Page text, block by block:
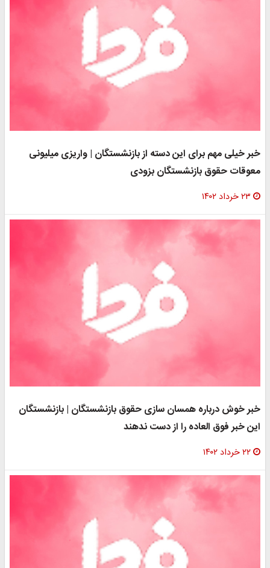
خبر خیلی مهم برای این دسته از بازنشستگان | واریزی میلیونی
معوقات حقوق بازنشستگان بزودی
۲۳ خرداد ۱۴۰۲
خبر خوش درباره همسان سازی حقوق بازنشستگان | بازنشستگان
این خبر فوق العاده را از دست ندهند
۲۲ خرداد ۱۴۰۲